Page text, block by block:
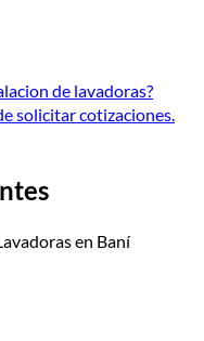
de lavadoras?
solicitar cotizaciones.
en Baní